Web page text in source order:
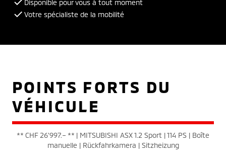
Disponible pour vous à tout moment
Votre spécialiste de la mobilité
POINTS FORTS DU
VÉHICULE
** CHF 26'997.– ** | MITSUBISHI ASX 1.2 Sport | 114 PS | Boîte
manuelle | Rückfahrkamera | Sitzheizung